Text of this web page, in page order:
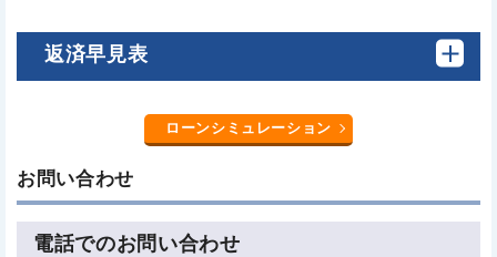
返済早見表
ローンシミュレーション
お問い合わせ
電話でのお問い合わせ